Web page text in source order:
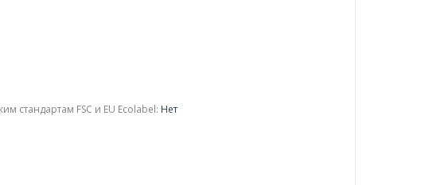
стандартам FSC и EU Ecolabel: Нет